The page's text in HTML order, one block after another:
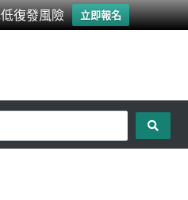
復發風險 立即報名